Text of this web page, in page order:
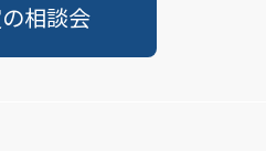
相談会